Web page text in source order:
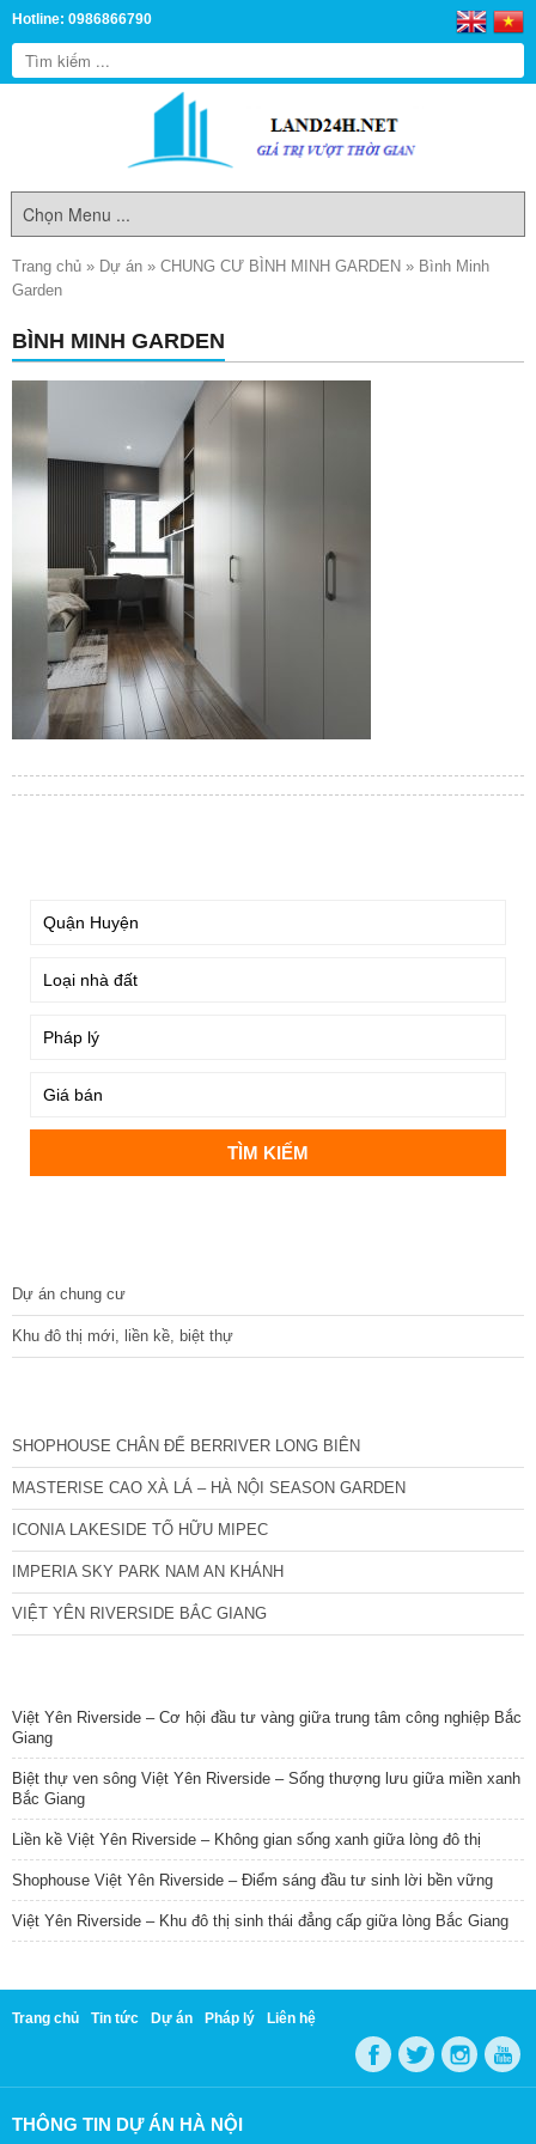
Hotline: 0986866790
Trang chủ » Dự án » CHUNG CƯ BÌNH MINH GARDEN » Bình Minh
Garden
BÌNH MINH GARDEN
Dự án chung cư
Khu đô thị mới, liền kề, biệt thự
SHOPHOUSE CHÂN ĐẾ BERRIVER LONG BIÊN
MASTERISE CAO XÀ LÁ – HÀ NỘI SEASON GARDEN
ICONIA LAKESIDE TỐ HỮU MIPEC
IMPERIA SKY PARK NAM AN KHÁNH
VIỆT YÊN RIVERSIDE BẮC GIANG
Việt Yên Riverside – Cơ hội đầu tư vàng giữa trung tâm công nghiệp Bắc
Giang
Biệt thự ven sông Việt Yên Riverside – Sống thượng lưu giữa miền xanh
Bắc Giang
Liền kề Việt Yên Riverside – Không gian sống xanh giữa lòng đô thị
Shophouse Việt Yên Riverside – Điểm sáng đầu tư sinh lời bền vững
Việt Yên Riverside – Khu đô thị sinh thái đẳng cấp giữa lòng Bắc Giang
Trang chủ Tin tức Dự án Pháp lý Liên hệ
THÔNG TIN DỰ ÁN HÀ NỘI